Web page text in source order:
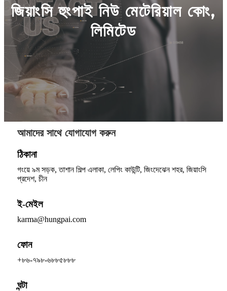
জিয়াংসি হুংপাই নিউ মেটেরিয়াল কোং,
লিমিটেড
আমাদের সাথে যোগাযোগ করুন
ঠিকানা
গংয়ে ৯ম সড়ক, তাশান শিল্প এলাকা, লেপিং কাউন্টি, জিংদেঝেন শহর, জিয়াংসি
প্রদেশ, চীন
ই-মেইল
karma@hungpai.com
ফোন
+৮৬-৭৯৮-৬৮৮৫৮৮৮
ঘন্টা